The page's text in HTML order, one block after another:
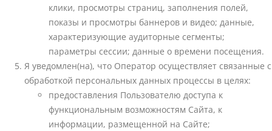
клики, просмотры страниц, заполнения полей,
показы и просмотры баннеров и видео; данные,
характеризующие аудиторные сегменты;
параметры сессии; данные о времени посещения.
Я уведомлен(на), что Оператор осуществляет связанные с
обработкой персональных данных процессы в целях:
предоставления Пользователю доступа к
функциональным возможностям Сайта, к
информации, размещенной на Сайте;